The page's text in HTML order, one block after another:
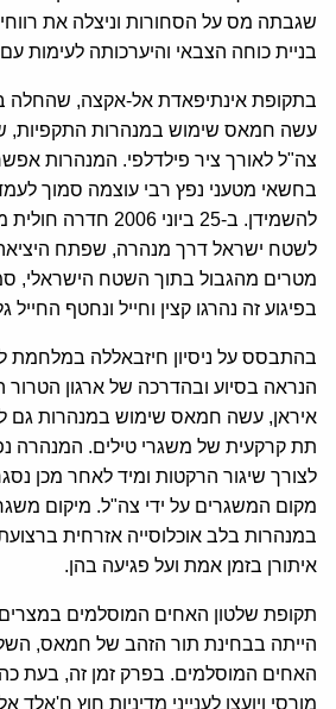
שגבתה מס על הסחורות וניצלה את
בניית כוחה הצבאי והיערכותה לעימות
עשה חמאס שימוש במנהרות התקפיות,
צה"ל לאורך ציר פילדלפי. המנהרות
בחשאי מטעני נפץ רבי עוצמה סמוך
להשמידן. ב-25 ביוני
מטרים מהגבול בתוך השטח הישראלי,
בפיגוע זה נהרגו קצין וחייל ונחטף החייל
בהתבסס על ניסיון חיזבאללה במלחמת
הנראה בסיוע ובהדרכה של ארגון הטרור
איראן, עשה חמאס שימוש במנהרות גם
תת קרקעית של משגרי טילים. המנהרה
לצורך שיגור הרקטות ומיד לאחר מכן
מקום המשגרים על ידי צה"ל. מיקום
במנהרות בלב אוכלוסייה אזרחית
איתורן בזמן אמת ועל פגיעה בהן.
הייתה בבחינת תור הזהב של חמאס,
האחים המוסלמים. בפרק זמן זה, בעת
מורסי ויועצו לענייני מדיניות חוץ